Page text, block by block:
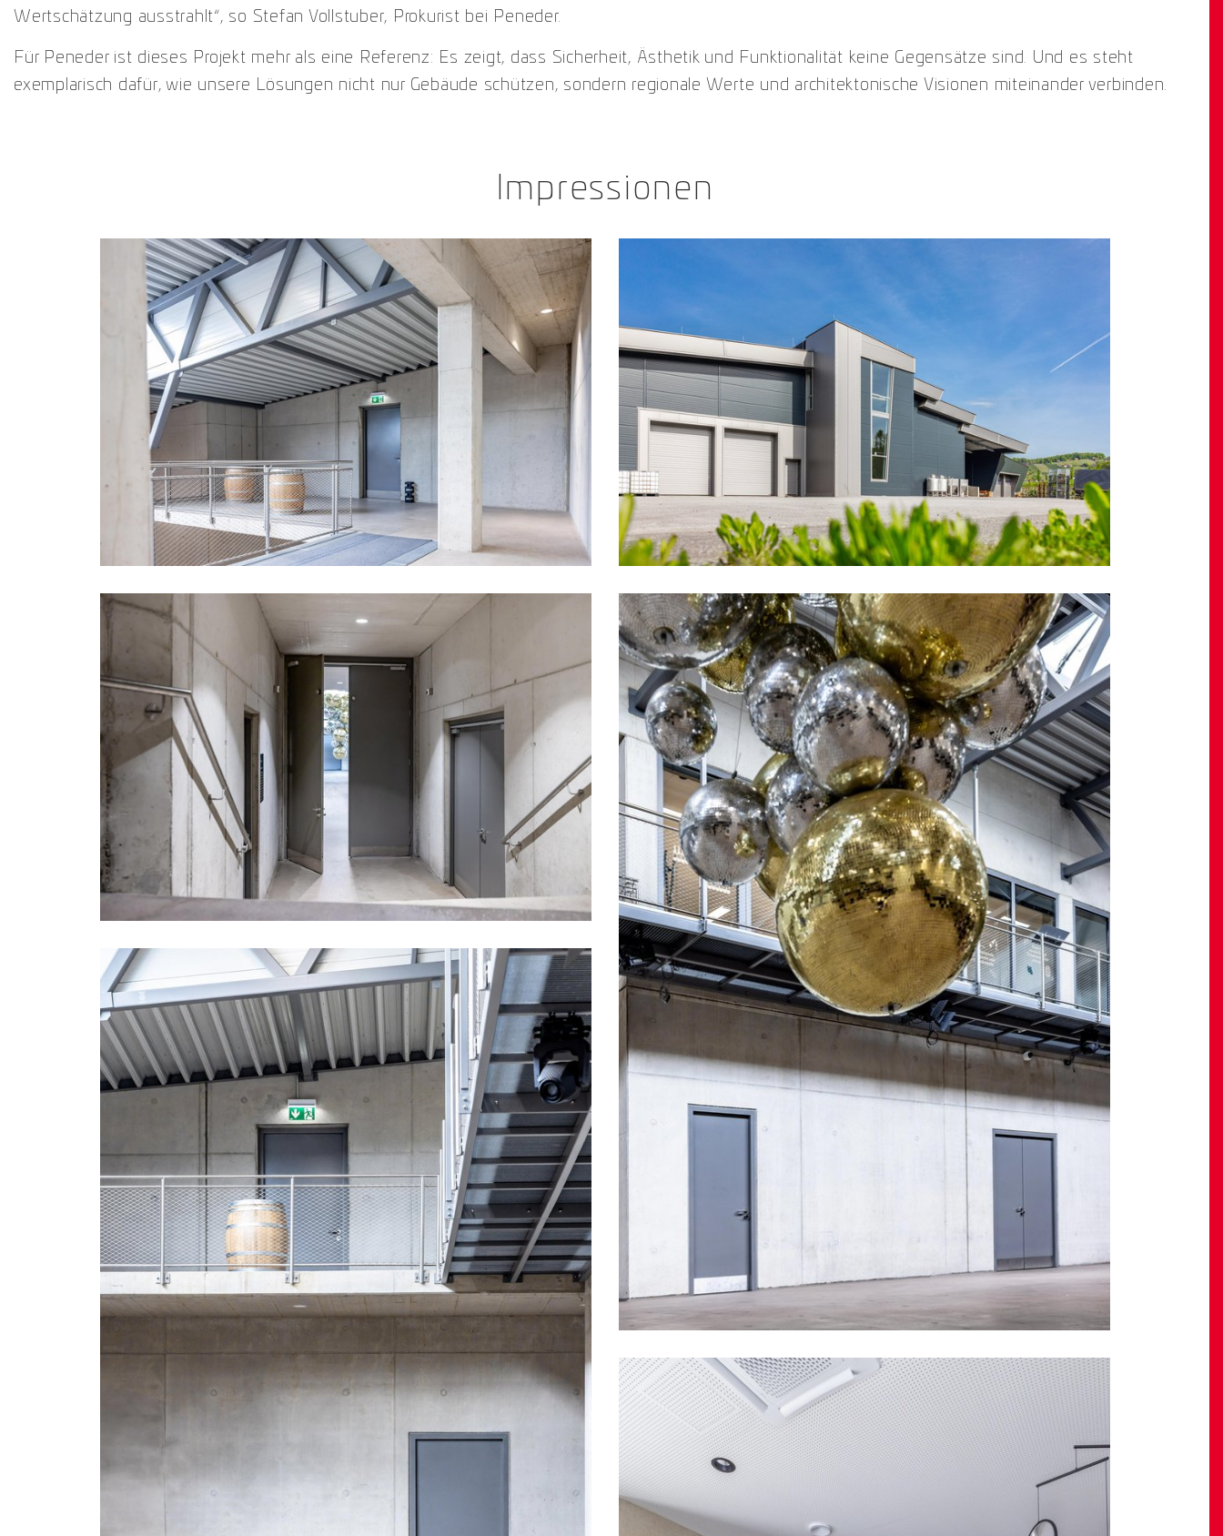
Wertschätzung ausstrahlt“, so Stefan Vollstuber, Prokurist bei Peneder.
Für Peneder ist dieses Projekt mehr als eine Referenz: Es zeigt, dass Sicherheit, Ästhetik und Funktionalität keine Gegensätze sind. Und es steht
exemplarisch dafür, wie unsere Lösungen nicht nur Gebäude schützen, sondern regionale Werte und architektonische Visionen miteinander verbinden.
Impressionen